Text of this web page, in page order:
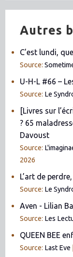
Autres
C’est lundi,
Source:
U-H-L #66 –
Source: Le
[Livres sur
? 65
Davoust
Source:
2026
L’art de
Source: Le
Aven - Lilian
Source: Les
QUEEN BEE
Source: Last Eve